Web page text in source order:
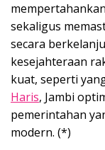
sekaligus
secara
kesejahteraan
kuat, seperti
Haris, Jambi
pemerintahan
modern. (*)